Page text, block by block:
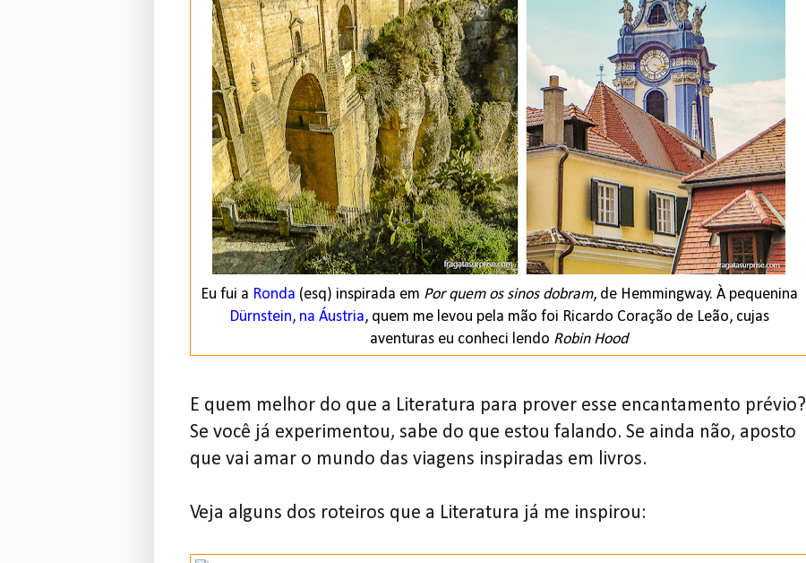
Eu fui a Ronda (esq) inspirada em Por quem os sinos dobram, de Hemmingway. À pequenina
Dürnstein, na Áustria, quem me levou pela mão foi Ricardo Coração de Leão, cujas
aventuras eu conheci lendo Robin Hood
E quem melhor do que a Literatura para prover esse encantamento prévio?
Se você já experimentou, sabe do que estou falando. Se ainda não, aposto
que vai amar o mundo das viagens inspiradas em livros.
Veja alguns dos roteiros que a Literatura já me inspirou: